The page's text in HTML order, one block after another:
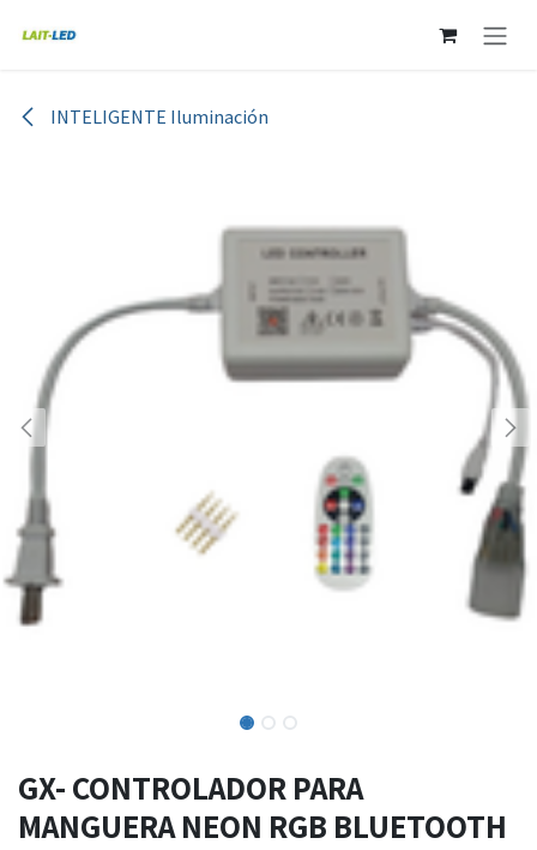
INTELIGENTE Iluminación
GX- CONTROLADOR PARA
MANGUERA NEON RGB BLUETOOTH